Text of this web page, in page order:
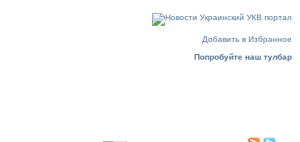
Добавить в Избранное
Попробуйте наш тулбар